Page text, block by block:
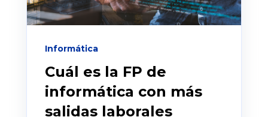
Informática
Cuál es la FP de
informática con más
salidas laborales